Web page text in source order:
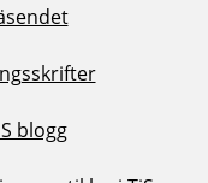
blogg